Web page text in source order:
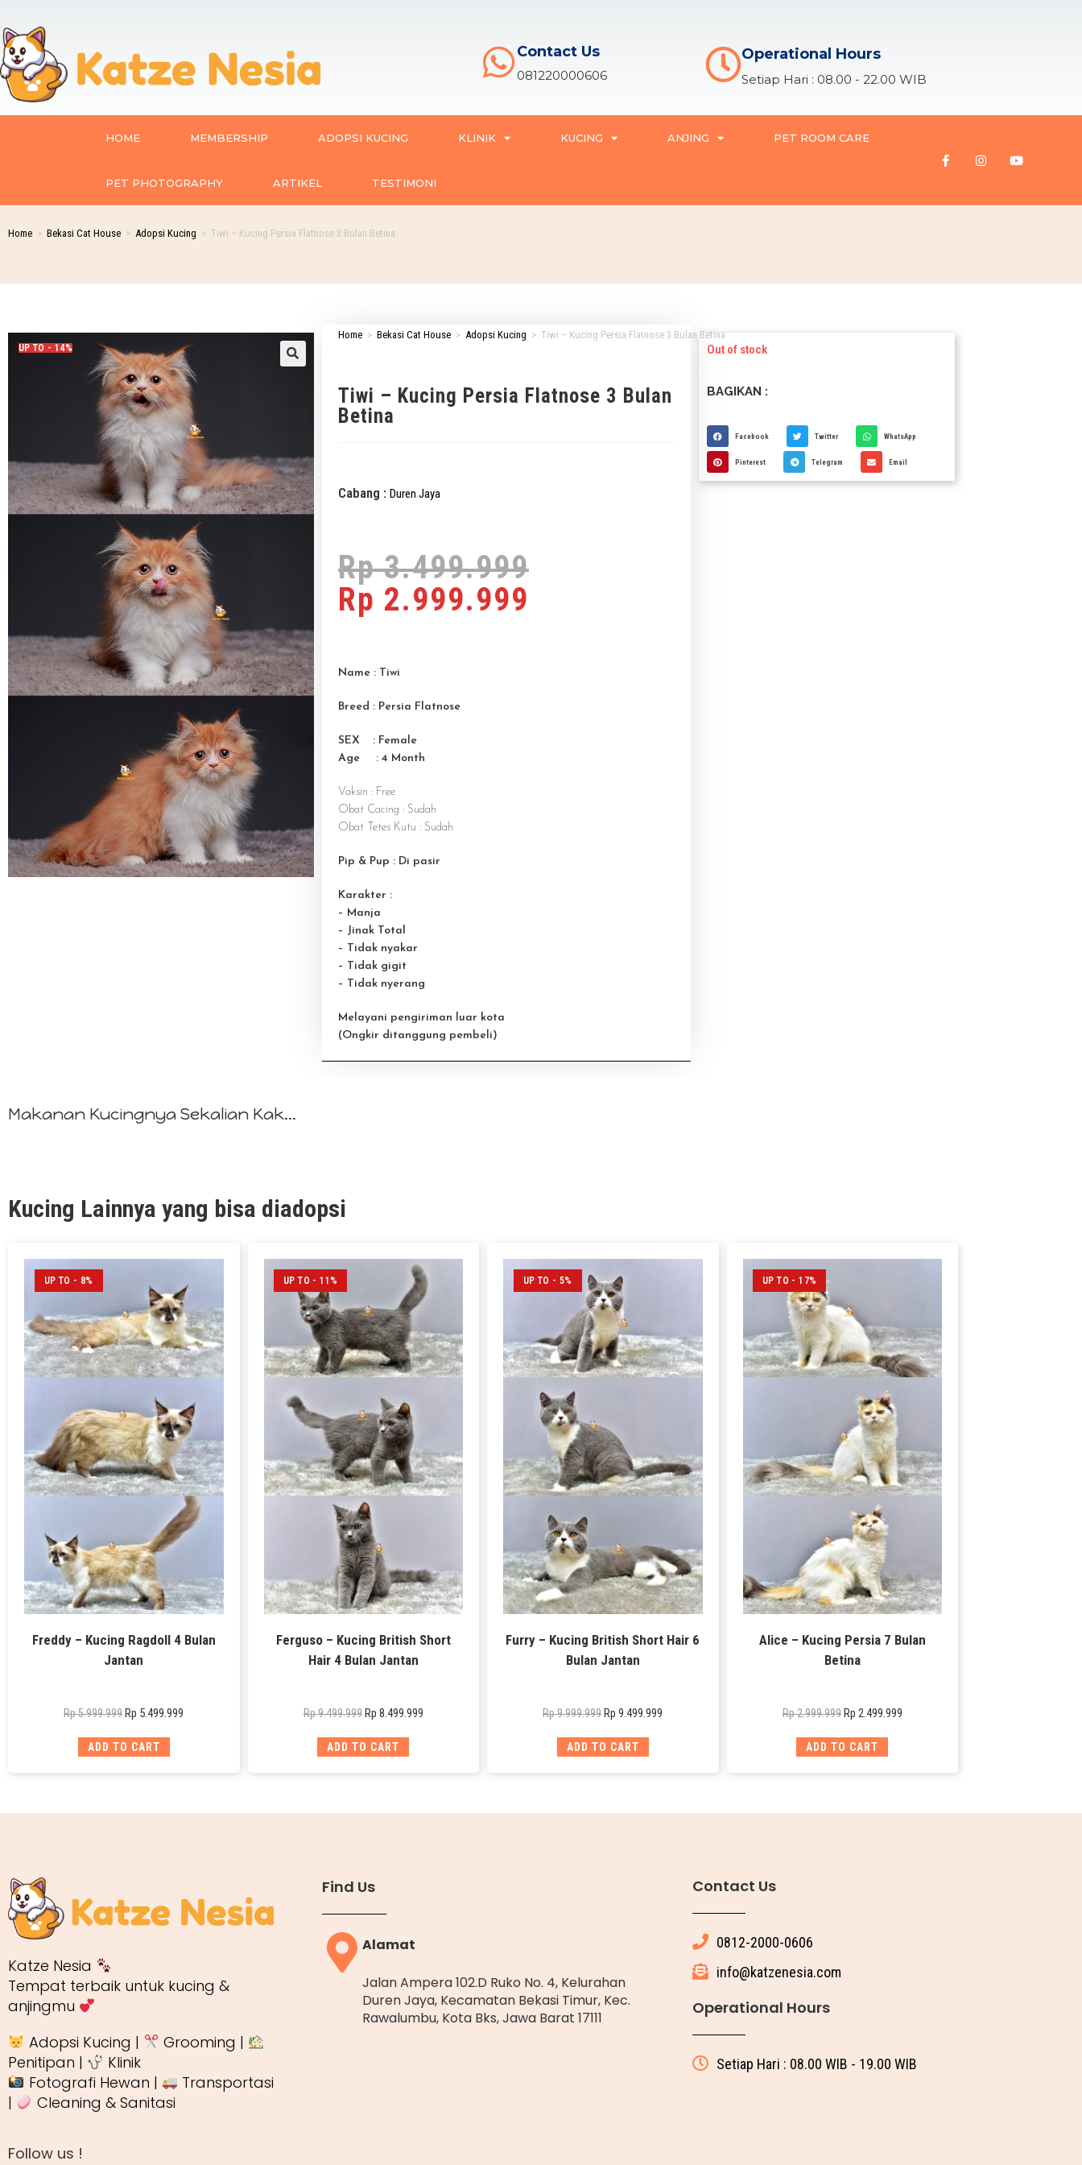
Contact Us
081220000606
Operational Hours
Setiap Hari : 08.00 - 22.00 WIB
HOME MEMBERSHIP ADOPSI KUCING KLINIK KUCING ANJING PET ROOM CARE
PET PHOTOGRAPHY ARTIKEL TESTIMONI
Home > Bekasi Cat House > Adopsi Kucing > Tiwi – Kucing Persia Flatnose 3 Bulan Betina
UP TO - 14%
Home > Bekasi Cat House > Adopsi Kucing > Tiwi – Kucing Persia Flatnose 3 Bulan Betina
Tiwi – Kucing Persia Flatnose 3 Bulan
Betina
Cabang : Duren Jaya
Rp3.499.999
Rp 2.999.999
Name : Tiwi
Breed : Persia Flatnose
SEX : Female
Age : 4 Month
Vaksin : Free
Obat Cacing : Sudah
Obat Tetes Kutu : Sudah
Pip & Pup : Di pasir
Karakter :
– Manja
– Jinak Total
– Tidak nyakar
– Tidak gigit
– Tidak nyerang
Melayani pengiriman luar kota
(Ongkir ditanggung pembeli)
Out of stock
BAGIKAN :
Facebook Twitter WhatsApp
Pinterest Telegram Email
Makanan Kucingnya Sekalian Kak...
Kucing Lainnya yang bisa diadopsi
UP TO - 8%
Freddy – Kucing Ragdoll 4 Bulan
Jantan
Rp5.999.999Rp 5.499.999
ADD TO CART
UP TO - 11%
Ferguso – Kucing British Short
Hair 4 Bulan Jantan
Rp9.499.999 Rp 8.499.999
ADD TO CART
UP TO - 5%
Furry – Kucing British Short Hair 6
Bulan Jantan
Rp9.999.999Rp 9.499.999
ADD TO CART
UP TO - 17%
Alice – Kucing Persia 7 Bulan
Betina
Rp2.999.999 Rp 2.499.999
ADD TO CART
Katze Nesia
Tempat terbaik untuk kucing &
anjingmu
Adopsi Kucing |
Grooming |
Penitipan |
Klinik
Fotografi Hewan |
Transportasi
|
Cleaning & Sanitasi
Follow us !
Find Us
Alamat
Jalan Ampera 102.D Ruko No. 4, Kelurahan
Duren Jaya, Kecamatan Bekasi Timur, Kec.
Rawalumbu, Kota Bks, Jawa Barat 17111
Contact Us
0812-2000-0606
info@katzenesia.com
Operational Hours
Setiap Hari : 08.00 WIB - 19.00 WIB